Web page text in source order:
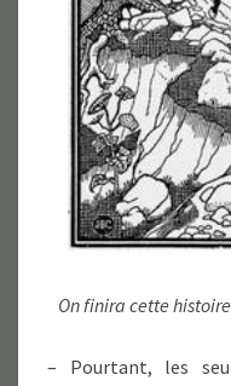
On finira cette
– Pourtant, les